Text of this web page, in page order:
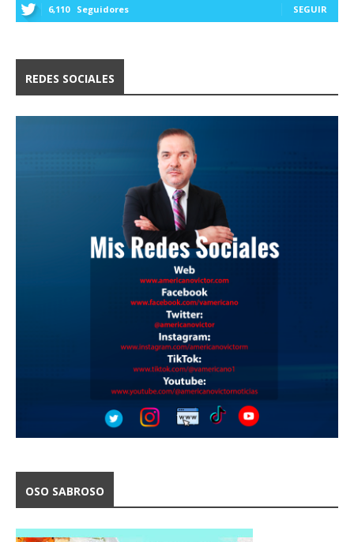
6,110 Seguidores SEGUIR
REDES SOCIALES
OSO SABROSO